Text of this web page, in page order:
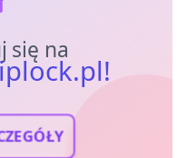
się na